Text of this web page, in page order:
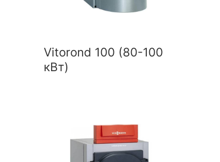
Vitorond 100 (80-100
кВт)